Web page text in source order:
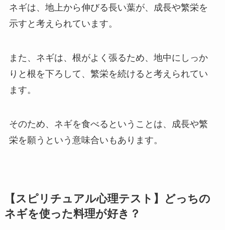
ネギは、地上から伸びる長い葉が、成長や繁栄を
示すと考えられています。
また、ネギは、根がよく張るため、地中にしっか
りと根を下ろして、繁栄を続けると考えられてい
ます。
そのため、ネギを食べるということは、成長や繁
栄を願うという意味合いもあります。
【スピリチュアル心理テスト】どっちの
ネギを使った料理が好き？